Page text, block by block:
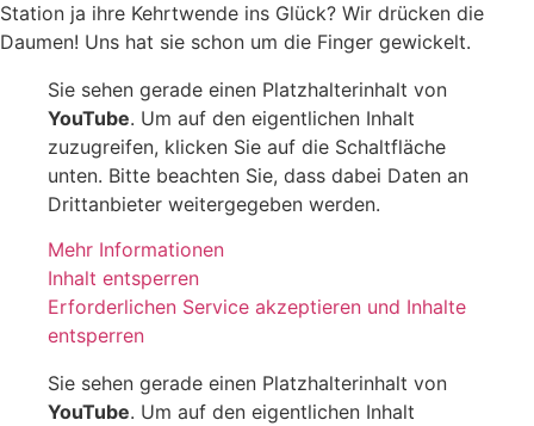
Station ja ihre Kehrtwende ins Glück? Wir drücken die
Daumen! Uns hat sie schon um die Finger gewickelt.
Sie sehen gerade einen Platzhalterinhalt von
YouTube. Um auf den eigentlichen Inhalt
zuzugreifen, klicken Sie auf die Schaltfläche
unten. Bitte beachten Sie, dass dabei Daten an
Drittanbieter weitergegeben werden.
Mehr Informationen
Inhalt entsperren
Erforderlichen Service akzeptieren und Inhalte
entsperren
Sie sehen gerade einen Platzhalterinhalt von
YouTube. Um auf den eigentlichen Inhalt